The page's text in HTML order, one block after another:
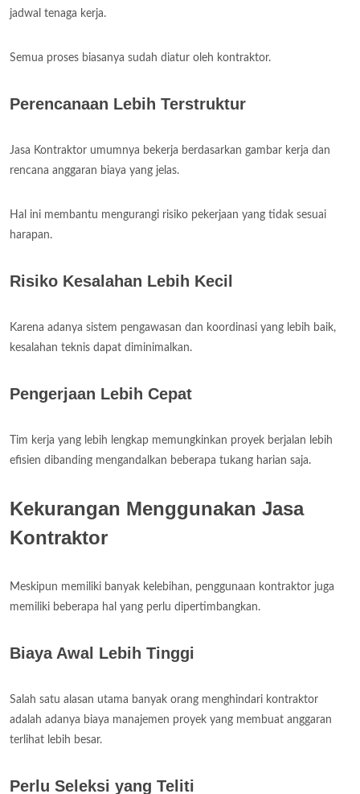
jadwal tenaga kerja.
Semua proses biasanya sudah diatur oleh kontraktor.
Perencanaan Lebih Terstruktur
Jasa Kontraktor umumnya bekerja berdasarkan gambar kerja dan
rencana anggaran biaya yang jelas.
Hal ini membantu mengurangi risiko pekerjaan yang tidak sesuai
harapan.
Risiko Kesalahan Lebih Kecil
Karena adanya sistem pengawasan dan koordinasi yang lebih baik,
kesalahan teknis dapat diminimalkan.
Pengerjaan Lebih Cepat
Tim kerja yang lebih lengkap memungkinkan proyek berjalan lebih
efisien dibanding mengandalkan beberapa tukang harian saja.
Kekurangan Menggunakan Jasa
Kontraktor
Meskipun memiliki banyak kelebihan, penggunaan kontraktor juga
memiliki beberapa hal yang perlu dipertimbangkan.
Biaya Awal Lebih Tinggi
Salah satu alasan utama banyak orang menghindari kontraktor
adalah adanya biaya manajemen proyek yang membuat anggaran
terlihat lebih besar.
Perlu Seleksi yang Teliti